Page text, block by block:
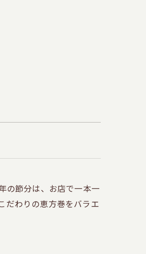
の節分は、お店で一本一
だわりの恵方巻をバラエ